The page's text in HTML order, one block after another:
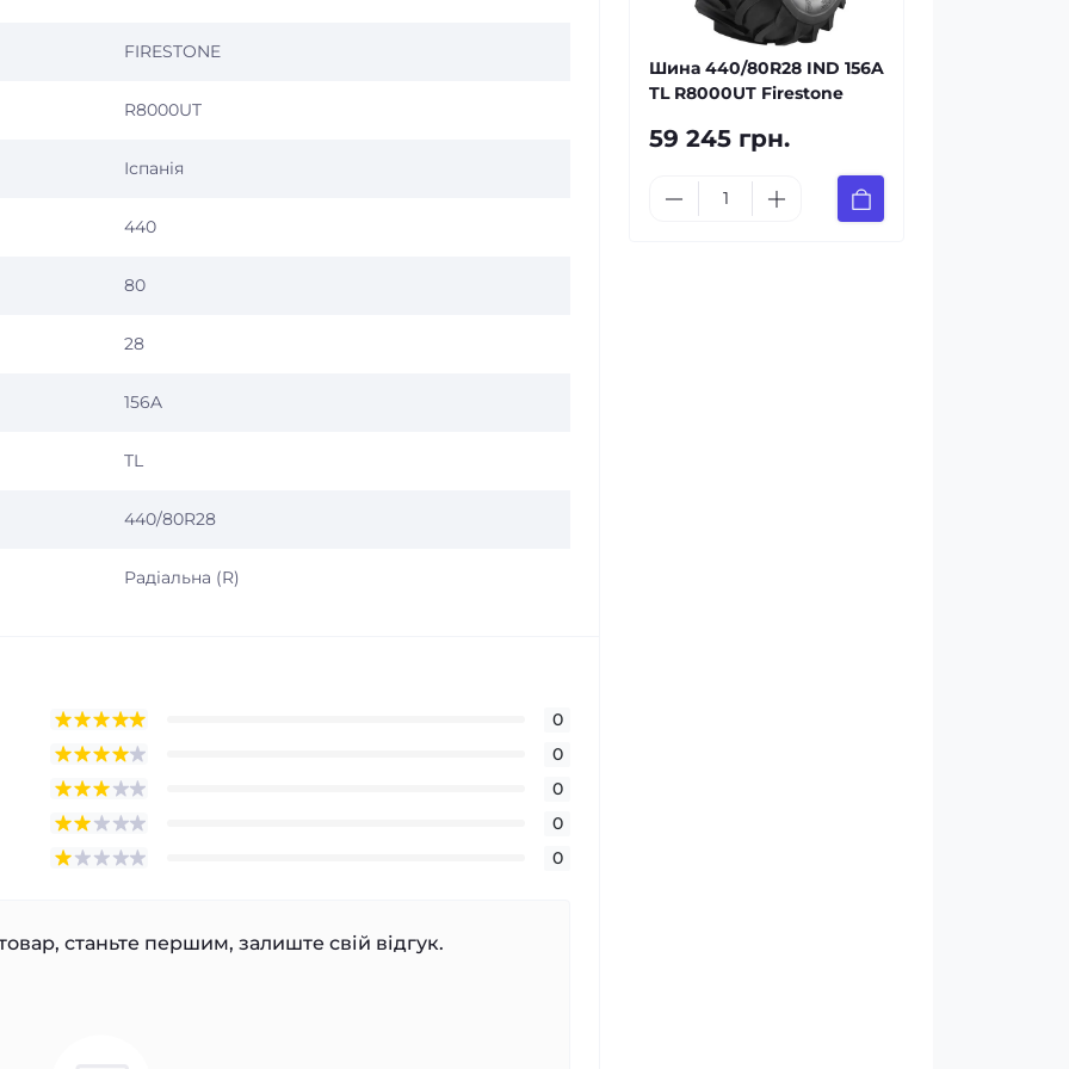
FIRESTONE
R8000UT
Іспанія
440
80
28
156A
TL
440/80R28
Радіальна (R)
0
0
0
0
0
станьте першим, залиште свій відгук.
Шина 440/80R28 IND 156A
TL R8000UT Firestone
59 245 грн.